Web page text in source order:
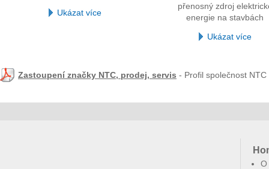
Ukázat více
přenosný zdroj
energie na stavbách
Ukázat více
Zastoupení značky NTC, prodej, servis - Profil společnost NTC
O